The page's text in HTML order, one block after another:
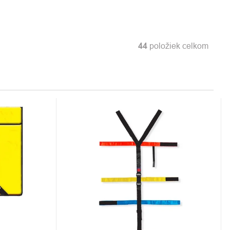
44 položiek celkom